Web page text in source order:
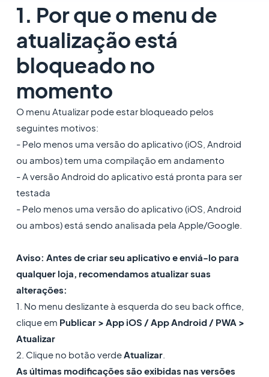
1. Por que o menu de
atualização está
bloqueado no
momento
O menu Atualizar pode estar bloqueado pelos
seguintes motivos:
- Pelo menos uma versão do aplicativo (iOS, Android
ou ambos) tem uma compilação em andamento
- A versão Android do aplicativo está pronta para ser
testada
- Pelo menos uma versão do aplicativo (iOS, Android
ou ambos) está sendo analisada pela Apple/Google.
Aviso: Antes de criar seu aplicativo e enviá-lo para
qualquer loja, recomendamos atualizar suas
alterações:
1. No menu deslizante à esquerda do seu back office,
clique em Publicar > App iOS / App Android / PWA >
Atualizar
2. Clique no botão verdeAtualizar.
As últimas modificações são exibidas nas versões